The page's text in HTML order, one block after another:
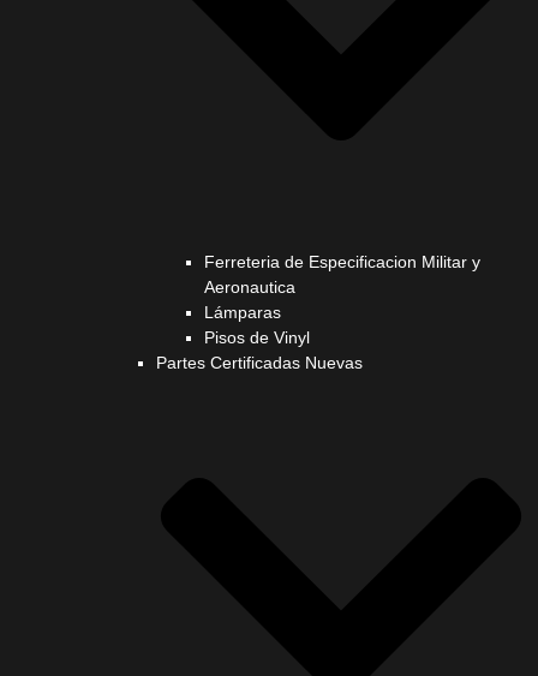
Ferreteria de Especificacion Militar y
Aeronautica
Lámparas
Pisos de Vinyl
Partes Certificadas Nuevas